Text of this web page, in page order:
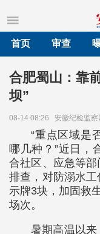
首页
审查
合肥蜀山：靠
坝”
08-14 08:26 安徽纪检监察
“重点区域是
哪几种？”近日，
合社区、应急等
排查，对防溺水
示牌3块，加固救
场次。
暑期高温以